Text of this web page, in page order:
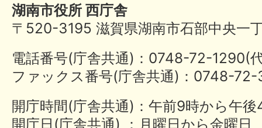
湖南市役所 西庁舎
〒520-3195 滋賀県湖南市石部中央一
電話番号(庁舎共通)：0748-72-
ファックス番号(庁舎共通)：0748-
開庁時間(庁舎共通)：午前9時から午
開庁日(庁舎共通) ：月曜日から金曜日